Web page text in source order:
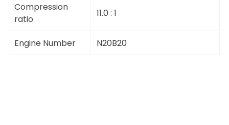
Compression
ratio
11.0 : 1
Engine Number N20B20